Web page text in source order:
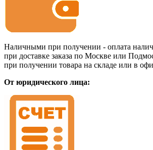
Наличными при получении - оплата
при доставке заказа по Москве или
при получении товара на складе или в
От юридического лица: